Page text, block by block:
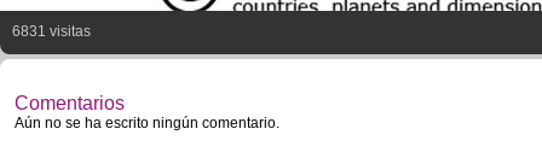
6831 visitas
Comentarios
Aún no se ha escrito ningún comentario.